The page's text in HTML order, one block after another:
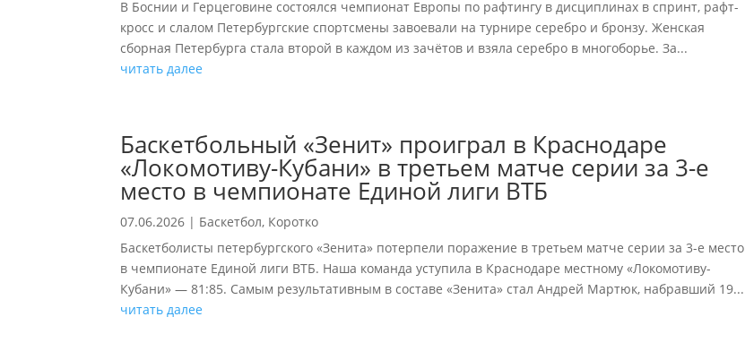
В Боснии и Герцеговине состоялся чемпионат Европы по рафтингу в дисциплинах в спринт, рафт-
кросс и слалом Петербургские спортсмены завоевали на турнире серебро и бронзу. Женская
сборная Петербурга стала второй в каждом из зачётов и взяла серебро в многоборье. За...
читать далее
Баскетбольный «Зенит» проиграл в Краснодаре
«Локомотиву-Кубани» в третьем матче серии за 3-е
место в чемпионате Единой лиги ВТБ
07.06.2026 | Баскетбол, Коротко
Баскетболисты петербургского «Зенита» потерпели поражение в третьем матче серии за 3-е место
в чемпионате Единой лиги ВТБ. Наша команда уступила в Краснодаре местному «Локомотиву-
Кубани» — 81:85. Самым результативным в составе «Зенита» стал Андрей Мартюк, набравший 19...
читать далее